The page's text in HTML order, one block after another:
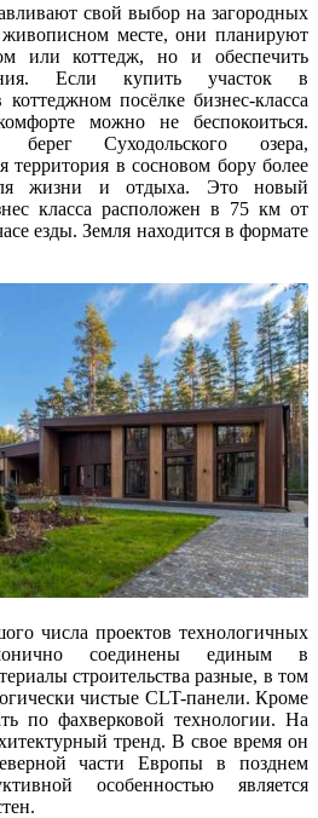
свой выбор на загородных
живописном месте, они планируют
или коттедж, но и обеспечить
Если купить участок в
посёлке бизнес-класса
можно не беспокоиться.
берег Суходольского озера,
территория в сосновом бору более
жизни и отдыха. Это новый
класса расположен в 75 км от
езды. Земля находится в формате
числа проектов технологичных
соединены единым в
строительства разные, в том
чистые CLT-панели. Кроме
по фахверковой технологии. На
тренд. В свое время он
части Европы в позднем
особенностью является